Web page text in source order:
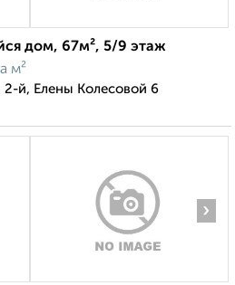
дом, 67м², 5/9 этаж
м²
й, Елены Колесовой 6
›